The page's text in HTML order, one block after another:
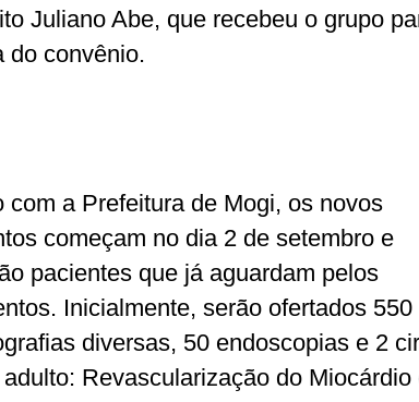
Juliano Abe, que recebeu o grupo
do convênio.
com a Prefeitura de Mogi, os novos
começam no dia 2 de setembro e
pacientes que já aguardam pelos
Inicialmente, serão ofertados 550
diversas, 50 endoscopias e 2
Revascularização do Miocárdio